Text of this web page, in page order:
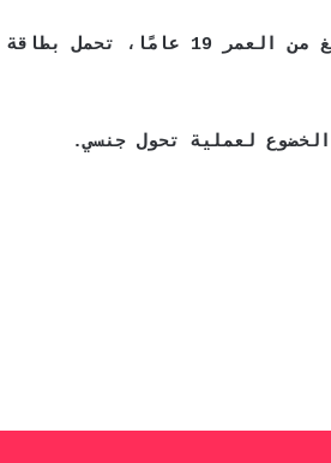
لاتهامها بالتحريض على التظاهر، مضيفا أن المتهمة التي تبلغ من العمر 19 عامًا، تحمل بطاقة
لعملية تحول جنسي.